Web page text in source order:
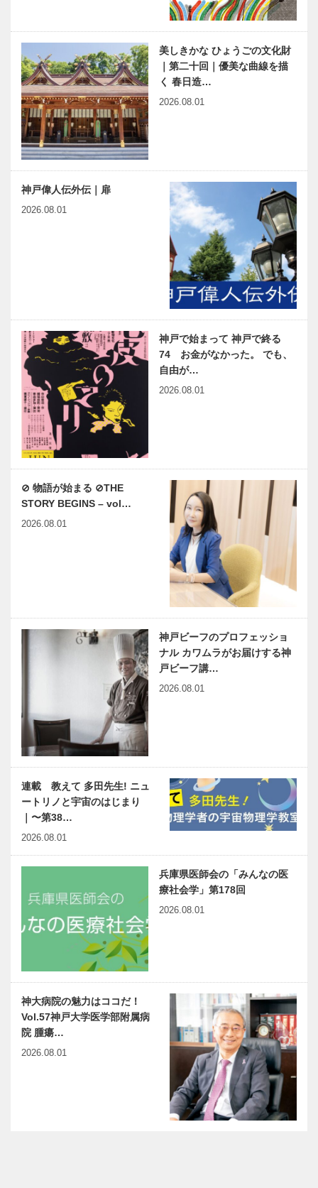
美しきかな ひょうごの文化財
｜第二十回｜優美な曲線を描
く 春日造…
2026.08.01
神戸偉人伝外伝｜扉
2026.08.01
神戸で始まって 神戸で終る
74 お金がなかった。 でも、
自由が…
2026.08.01
⊘ 物語が始まる ⊘THE
STORY BEGINS – vol…
2026.08.01
神戸ビーフのプロフェッショ
ナル カワムラがお届けする神
戸ビーフ講…
2026.08.01
連載 教えて 多田先生! ニュ
ートリノと宇宙のはじまり
｜〜第38…
2026.08.01
兵庫県医師会の「みんなの医
療社会学」第178回
2026.08.01
神大病院の魅力はココだ！
Vol.57神戸大学医学部附属病
院 腫瘍…
2026.08.01